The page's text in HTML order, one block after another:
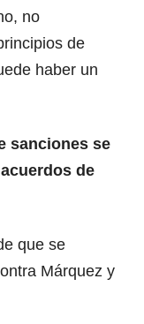
no
de
haber un
sanciones se
de
que se
Márquez y